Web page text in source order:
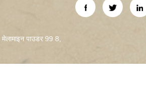
मेलामाइन पाउडर 99 8,